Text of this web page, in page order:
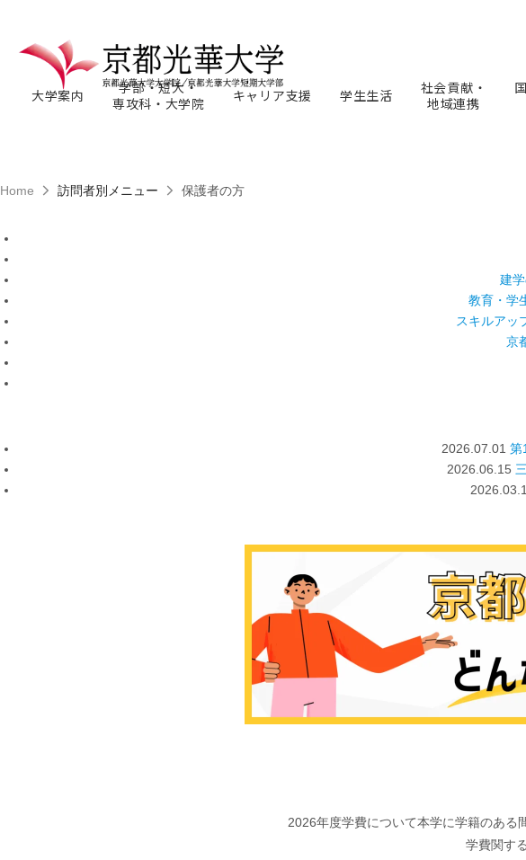
大学案内
学部・短大・
専攻科・大学院
キャリア支援 学生生活
社会貢献・
地域連携
Home 訪問者別メニュー 保護者の方
建
教育・学
スキルアッ
京
2026.07.01 第
2026.06.15
2026年度学費について本学に学籍のある
学費関す